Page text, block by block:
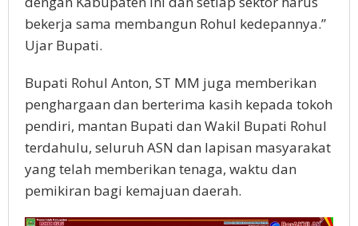
bekerja sama membangun Rohul kedepannya.”
Ujar Bupati.
Bupati Rohul Anton, ST MM juga memberikan
penghargaan dan berterima kasih kepada tokoh
pendiri, mantan Bupati dan Wakil Bupati Rohul
terdahulu, seluruh ASN dan lapisan masyarakat
yang telah memberikan tenaga, waktu dan
pemikiran bagi kemajuan daerah.